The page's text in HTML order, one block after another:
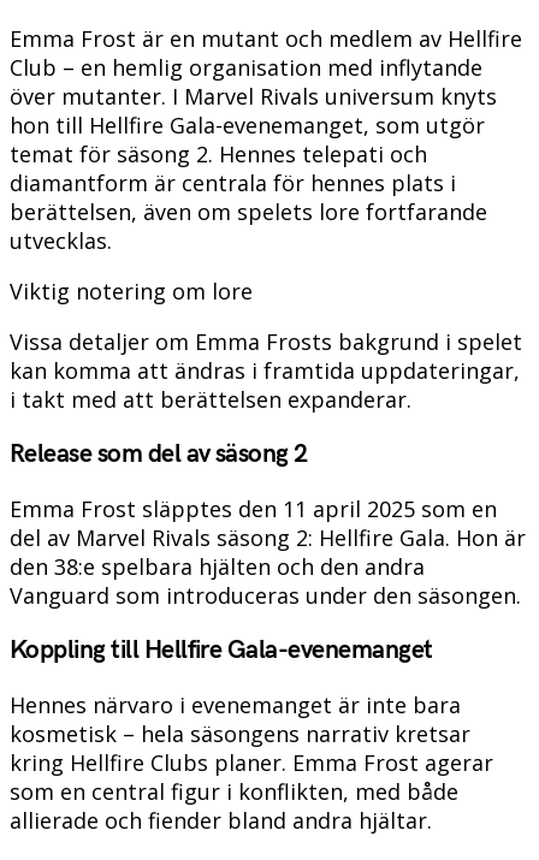
Emma Frost är en mutant och medlem av Hellfire
Club – en hemlig organisation med inflytande
över mutanter. I Marvel Rivals universum knyts
hon till Hellfire Gala-evenemanget, som utgör
temat för säsong 2. Hennes telepati och
diamantform är centrala för hennes plats i
berättelsen, även om spelets lore fortfarande
utvecklas.
Viktig notering om lore
Vissa detaljer om Emma Frosts bakgrund i spelet
kan komma att ändras i framtida uppdateringar,
i takt med att berättelsen expanderar.
Release som del av säsong 2
Emma Frost släpptes den 11 april 2025 som en
del av Marvel Rivals säsong 2: Hellfire Gala. Hon är
den 38:e spelbara hjälten och den andra
Vanguard som introduceras under den säsongen.
Koppling till Hellfire Gala-evenemanget
Hennes närvaro i evenemanget är inte bara
kosmetisk – hela säsongens narrativ kretsar
kring Hellfire Clubs planer. Emma Frost agerar
som en central figur i konflikten, med både
allierade och fiender bland andra hjältar.